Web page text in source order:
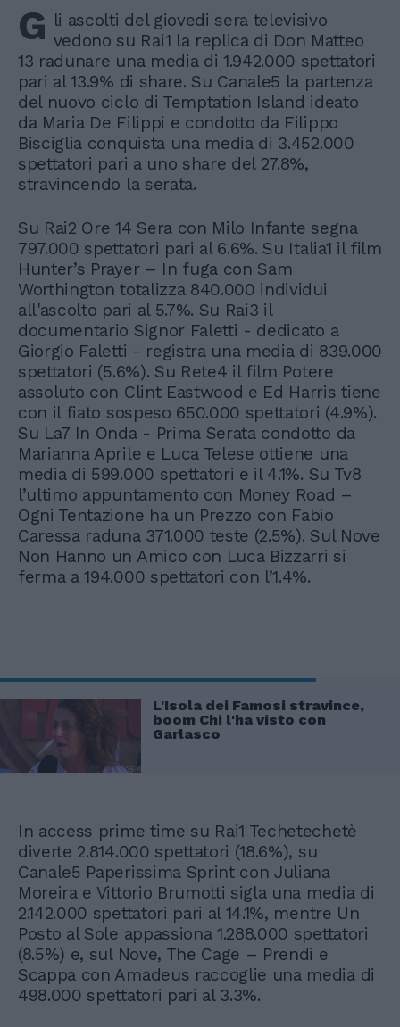
G li ascolti del giovedi sera televisivo
vedono su Rai1 la replica di Don Matteo
13 radunare una media di 1.942.000 spettatori
pari al 13.9% di share. Su Canale5 la partenza
del nuovo ciclo di Temptation Island ideato
da Maria De Filippi e condotto da Filippo
Bisciglia conquista una media di 3.452.000
spettatori pari a uno share del 27.8%,
stravincendo la serata.
Su Rai2 Ore 14 Sera con Milo Infante segna
797.000 spettatori pari al 6.6%. Su Italia1 il film
Hunter’s Prayer – In fuga con Sam
Worthington totalizza 840.000 individui
all'ascolto pari al 5.7%. Su Rai3 il
documentario Signor Faletti - dedicato a
Giorgio Faletti - registra una media di 839.000
spettatori (5.6%). Su Rete4 il film Potere
assoluto con Clint Eastwood e Ed Harris tiene
con il fiato sospeso 650.000 spettatori (4.9%).
Su La7 In Onda - Prima Serata condotto da
Marianna Aprile e Luca Telese ottiene una
media di 599.000 spettatori e il 4.1%. Su Tv8
l’ultimo appuntamento con Money Road –
Ogni Tentazione ha un Prezzo con Fabio
Caressa raduna 371.000 teste (2.5%). Sul Nove
Non Hanno un Amico con Luca Bizzarri si
ferma a 194.000 spettatori con l’1.4%.
L'Isola dei Famosi stravince,
boom Chi l'ha visto con
Garlasco
In access prime time su Rai1 Techetechetè
diverte 2.814.000 spettatori (18.6%), su
Canale5 Paperissima Sprint con Juliana
Moreira e Vittorio Brumotti sigla una media di
2.142.000 spettatori pari al 14.1%, mentre Un
Posto al Sole appassiona 1.288.000 spettatori
(8.5%) e, sul Nove, The Cage – Prendi e
Scappa con Amadeus raccoglie una media di
498.000 spettatori pari al 3.3%.